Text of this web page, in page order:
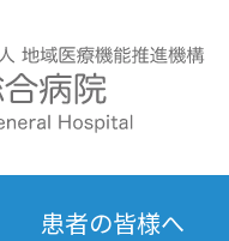
患者の皆様へ